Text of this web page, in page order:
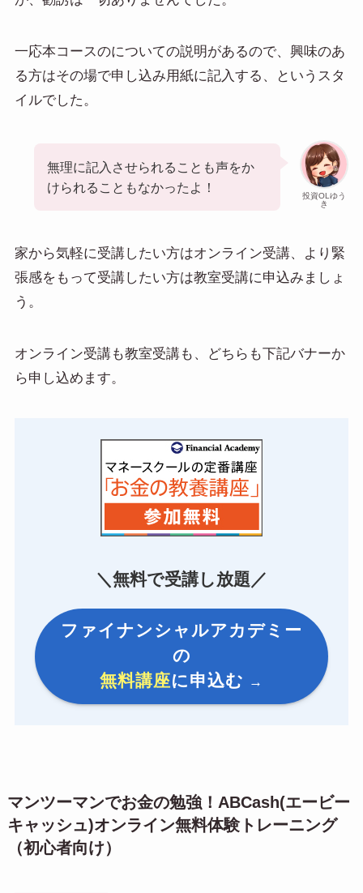
一応本コースのについての説明があるので、興味のあ
る方はその場で申し込み用紙に記入する、というスタ
イルでした。
投資OLゆう
き
無理に記入させられることも声をか
けられることもなかったよ！
家から気軽に受講したい方はオンライン受講、より緊
張感をもって受講したい方は教室受講に申込みましょ
う。
オンライン受講も教室受講も、どちらも下記バナーか
ら申し込めます。
＼無料で受講し放題／
ファイナンシャルアカデミー
の
無料講座に申込む →
マンツーマンでお金の勉強！ABCash(エービー
キャッシュ)オンライン無料体験トレーニング
（初心者向け）